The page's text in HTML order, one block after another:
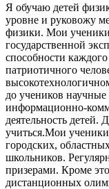
Я обучаю детей
уровне и руковожу
физики. Мои
государственной
способности
патриотичного
до учеников
информационно-
деятельность детей.
учиться.Мои
городских,
школьников.
призерами. Кроме
дистанционных